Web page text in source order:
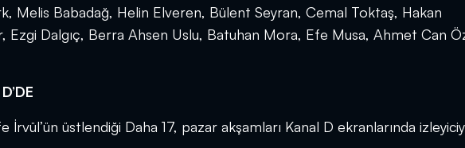
Melis Babadağ, Helin Elveren, Bülent Seyran, Cemal Toktaş, Hakan
Ezgi Dalgıç, Berra Ahsen Uslu, Batuhan Mora, Efe Musa, Ahmet Can
İrvül’ün üstlendiği Daha 17, pazar akşamları Kanal D ekranlarında